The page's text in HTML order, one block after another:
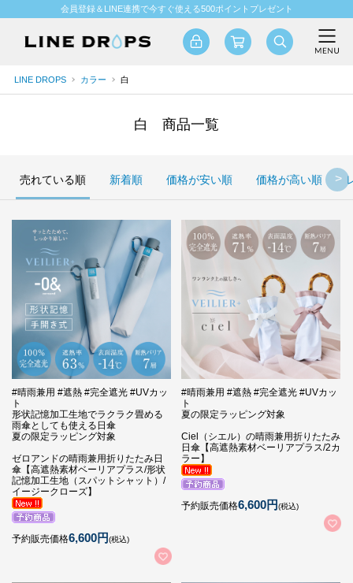
会員登録＆LINE連携で今すぐ使える500ポイントプレゼント
LINE DROPS カラー 白
白 商品一覧
売れている順 新着順 価格が安い順 価格が高い順
#晴雨兼用 #遮熱 #完全遮光 #UVカッ
ト
形状記憶加工生地でラクラク畳める
雨傘としても使える日傘
夏の限定ラッピング対象
ゼロアンドの晴雨兼用折りたたみ日
傘【高遮熱素材ベーリアプラス/形状
記憶加工生地（スパットシャット）/
イージークローズ】
予約販売価格6,600円(税込)
#晴雨兼用 #遮熱 #完全遮光 #UVカッ
ト
夏の限定ラッピング対象
Ciel（シエル）の晴雨兼用折りたたみ
日傘【高遮熱素材ベーリアプラス/2カ
ラー】
予約販売価格6,600円(税込)